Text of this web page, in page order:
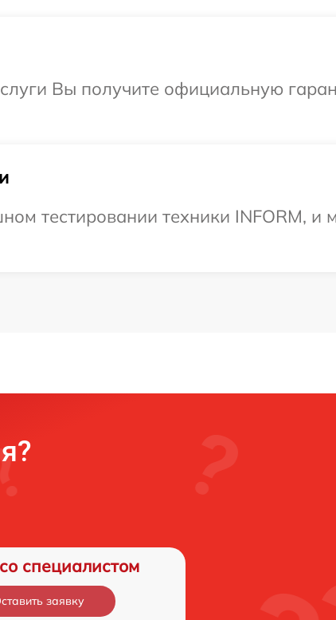
Вы получите официальную
тестировании техники INFORM, и
специалистом
заявку